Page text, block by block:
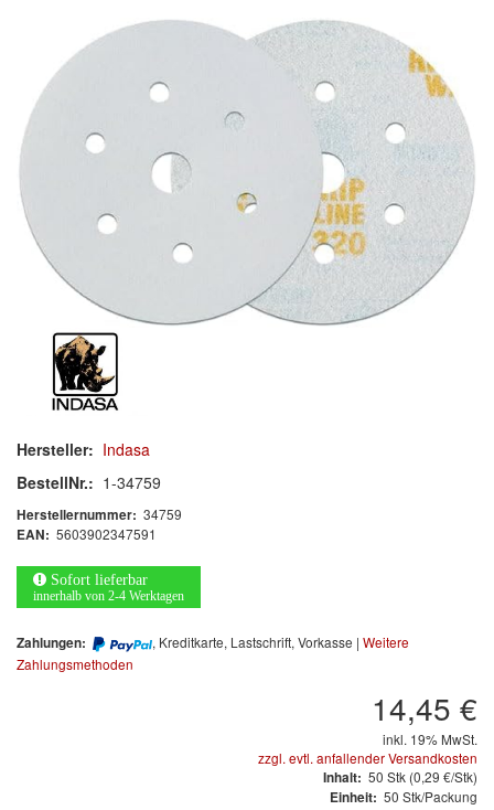
Schleif-Handpads
Zubehör/Hilfsmittel
Spachteln
Lackieren
Polieren
Malerbedarf & Zubehör
Werkzeug & Maschinen
Reinigen
Mischfarben
Restposten
Hersteller: Indasa
BestellNr.: 1-34759
Herstellernummer: 34759
EAN: 5603902347591
Sofort lieferbar
innerhalb von 2-4 Werktagen
Zahlungen: , Kreditkarte, Lastschrift, Vorkasse | Weitere
Zahlungsmethoden
14,45 €
inkl. 19% MwSt.
zzgl. evtl. anfallender Versandkosten
Inhalt: 50 Stk (0,29 €/Stk)
Einheit: 50 Stk/Packung